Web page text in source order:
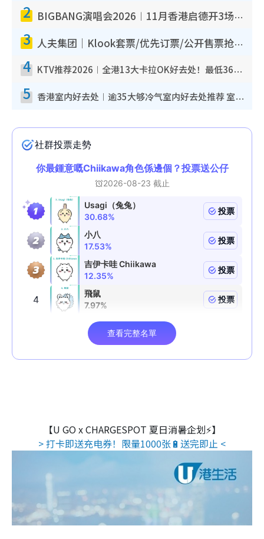
2 BIGBANG演唱会2026︱11月香港启德开3场！实名制VIP申请、优先购票攻略
3 人夫集团｜Klook套票/优先订票/公开售票抢票攻略！附票价.购票连结.场地座位表
4 KTV推荐2026︱全港13大卡拉OK好去处！最低36元起 日语歌都有！(附地址+收费详情)
5 香港室内好去处︱逾35大够冷气室内好去处推荐 室内活动免费避雨无惧下雨
【U GO x CHARGESPOT 夏日消暑企划⚡】
> 打卡即送充电券！限量1000张🔋送完即止 <